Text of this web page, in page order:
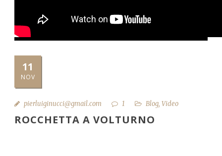
11
NOV
pierluiginucci@gmail.com 1 Blog, Video
ROCCHETTA A VOLTURNO